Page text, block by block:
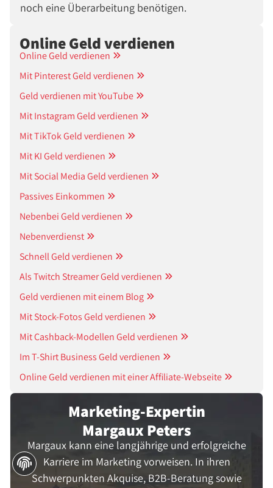
noch eine Überarbeitung benötigen.
Online Geld verdienen
Online Geld verdienen
Mit Pinterest Geld verdienen
Geld verdienen mit YouTube
Mit Instagram Geld verdienen
Mit TikTok Geld verdienen
Mit KI Geld verdienen
Mit Social Media Geld verdienen
Passives Einkommen
Nebenbei Geld verdienen
Nebenverdienst
Schnell Geld verdienen
Als Twitch Streamer Geld verdienen
Geld verdienen mit einem Blog
Mit Stock-Fotos Geld verdienen
Mit Cashback-Modellen Geld verdienen
Im T-Shirt Business Geld verdienen
Online Geld verdienen mit einer Affiliate-Webseite
Marketing-Expertin
Margaux Peters
Margaux kann eine langjährige und erfolgreiche
Karriere im Marketing vorweisen. In ihren
Schwerpunkten Akquise, B2B-Beratung sowie